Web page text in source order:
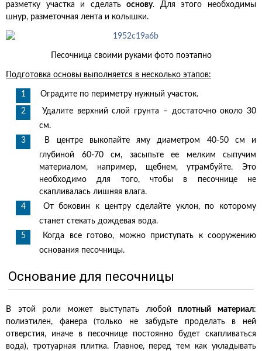
разметку участка и сделатьоснову. Для этого необходимы
шнур, разметочная лента и колышки.
Песочница своими руками фото поэтапно
Подготовка основы выполняется в несколько этапов:
Оградите по периметру нужный участок.
Удалите верхний слой грунта – достаточно около 30
см.
В центре выкопайте яму диаметром 40-50 см и
глубиной 60-70 см, засыпьте ее мелким сыпучим
материалом, например, щебнем, утрамбуйте. Это
необходимо для того, чтобы в песочнице не
скапливалась лишняя влага.
От боковин к центру сделайте уклон, по которому
станет стекать дождевая вода.
Когда все готово, можно приступать к сооружению
основания песочницы.
Основание для песочницы
В этой роли может выступать любойплотный материал:
полиэтилен, фанера (только не забудьте проделать в ней
отверстия, иначе в песочнице постоянно будет скапливаться
вода), тротуарная плитка. Главное, перед тем как укладывать